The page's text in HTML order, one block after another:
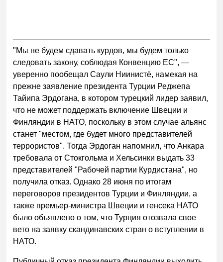
"Мы не будем сдавать курдов, мы будем только
следовать закону, соблюдая Конвенцию ЕС", —
уверенно пообещал Саули Ниинистё, намекая на
прежне заявление президента Турции Реджепа
Тайипа Эрдогана, в котором турецкий лидер заявил,
что не может поддержать включение Швеции и
Финляндии в НАТО, поскольку в этом случае альянс
станет "местом, где будет много представителей
террористов". Тогда Эрдоган напомнил, что Анкара
требовала от Стокгольма и Хельсинки выдать 33
представителей "Рабочей партии Курдистана", но
получила отказ. Однако 28 июня по итогам
переговоров президентов Турции и Финляндии, а
также премьер-министра Швеции и генсека НАТО
было объявлено о том, что Турция отозвала свое
вето на заявку скандинавских стран о вступлении в
НАТО.